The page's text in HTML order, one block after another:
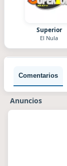
Superior
El Nula
Comentarios
Anuncios